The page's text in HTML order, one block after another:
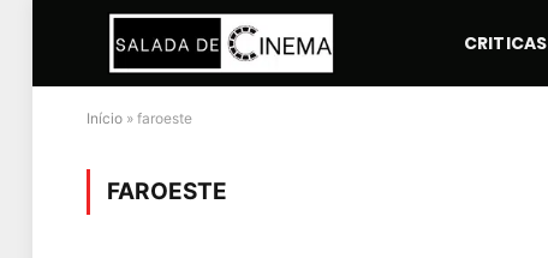
CRITICAS
Início » faroeste
FAROESTE